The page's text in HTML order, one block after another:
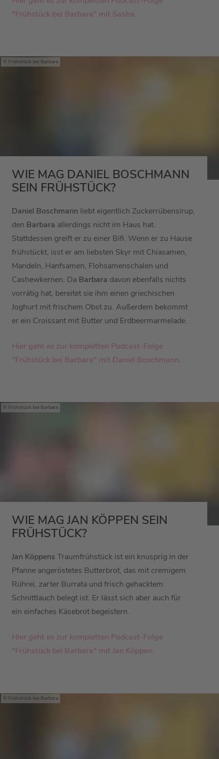
"Frühstück bei Barbara" mit Sasha.
Frühstück bei Barbara
WIE MAG DANIEL BOSCHMANN
SEIN FRÜHSTÜCK?
Daniel Boschmann liebt eigentlich Zuckerrübensirup,
den Barbara allerdings nicht im Haus hat.
Stattdessen greift er zu einer Bifi. Wenn er zu Hause
frühstückt, isst er am liebsten Skyr mit Chiasamen,
Mandeln, Hanfsamen, Flohsamenschalen und
Cashewkernen. Da Barbara davon ebenfalls nichts
vorrätig hat, bereitet sie ihm einen griechischen
Joghurt mit frischem Obst zu. Außerdem bekommt
er ein Croissant mit Butter und Erdbeermarmelade.
Hier geht es zur kompletten Podcast-Folge
"Frühstück bei Barbara" mit Daniel Boschmann.
Frühstück bei Barbara
WIE MAG JAN KÖPPEN SEIN
FRÜHSTÜCK?
Jan Köppens Traumfrühstück ist ein knusprig in der
Pfanne angeröstetes Butterbrot, das mit cremigem
Rührei, zarter Burrata und frisch gehacktem
Schnittlauch belegt ist. Er lässt sich aber auch für
ein einfaches Käsebrot begeistern.
Hier geht es zur kompletten Podcast-Folge
"Frühstück bei Barbara" mit Jan Köppen.
Frühstück bei Barbara